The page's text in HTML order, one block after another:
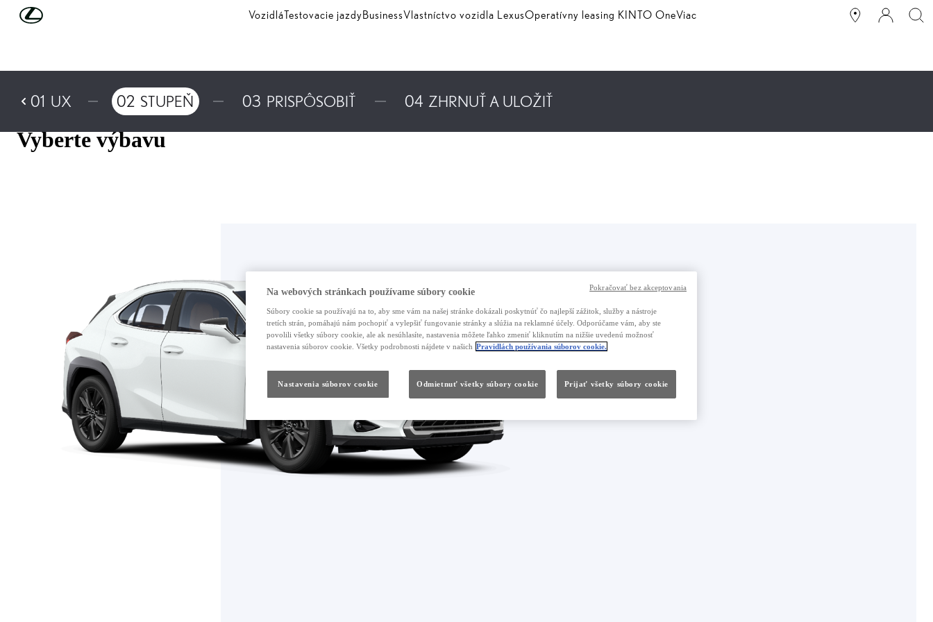
Skip to Main Content VozidláTestovacie jazdyBusinessVlastníctvo vozidla LexusOperatívny leasing KINTO OneViac
01 UX 02 STUPEŇ 03 PRISPÔSOBIŤ 04 ZHRNUŤ A ULOŽIŤ
Vyberte výbavu
Na webových stránkach používame súbory cookie
Súbory cookie sa používajú na to, aby sme vám na našej stránke dokázali poskytnúť čo najlepší zážitok, služby a nástroje
tretích strán, pomáhajú nám pochopiť a vylepšiť fungovanie stránky a slúžia na reklamné účely. Odporúčame vám, aby ste
povolili všetky súbory cookie, ale ak nesúhlasíte, nastavenia môžete ľahko zmeniť kliknutím na nižšie uvedenú možnosť
nastavenia súborov cookie. Všetky podrobnosti nájdete v našich Pravidlách používania súborov cookie.
Odmietnuť všetky súbory cookie Prijať všetky súbory cookie
Nastavenia súborov cookie
Pokračovať bez akceptovania